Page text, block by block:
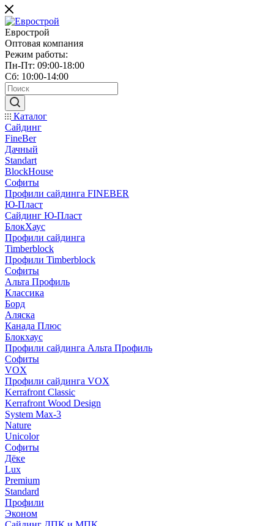
Еврострой
Оптовая компания
Режим работы:
Пн-Пт: 09:00-18:00
Сб: 10:00-14:00
Каталог
Сайдинг
FineBer
Дачный
Standart
BlockHouse
Софиты
Профили сайдинга FINEBER
Ю-Пласт
Сайдинг Ю-Пласт
БлокХаус
Профили сайдинга
Timberblock
Профили Timberblock
Софиты
Альта Профиль
Классика
Борд
Аляска
Канада Плюс
Блокхаус
Профили сайдинга Альта Профиль
Софиты
VOX
Профили сайдинга VOX
Kerrafront Classic
Kerrafront Wood Design
System Max-3
Nature
Unicolor
Софиты
Дёке
Lux
Premium
Standard
Профили
Эконом